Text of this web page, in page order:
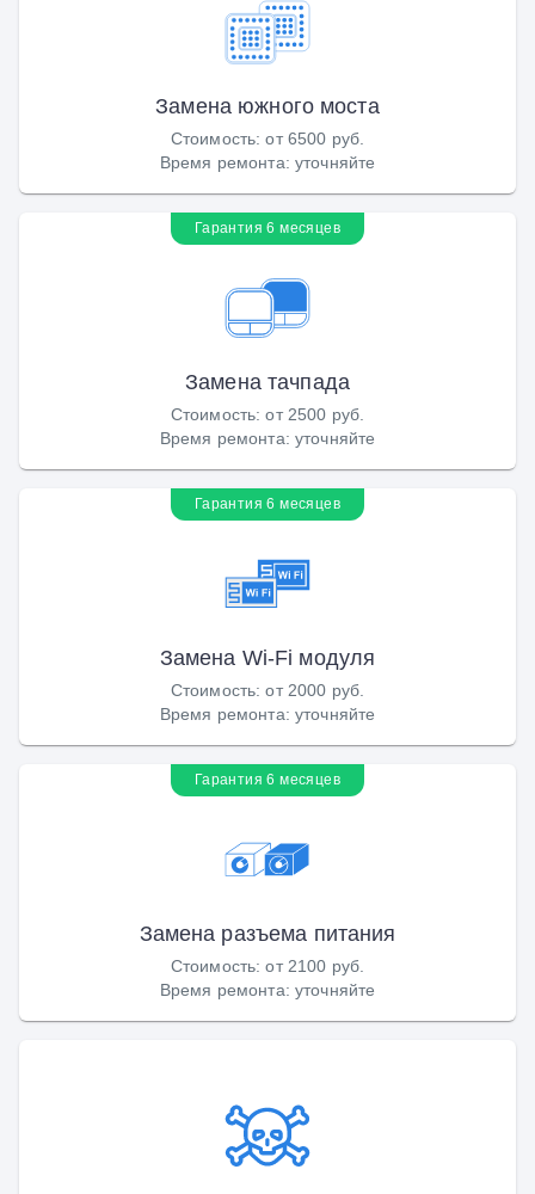
Замена южного моста
Стоимость:от 6500 руб.
Время ремонта: уточняйте
Гарантия 6 месяцев
Замена тачпада
Стоимость:от 2500 руб.
Время ремонта: уточняйте
Гарантия 6 месяцев
Замена Wi-Fi модуля
Стоимость:от 2000 руб.
Время ремонта: уточняйте
Гарантия 6 месяцев
Замена разъема питания
Стоимость:от 2100 руб.
Время ремонта: уточняйте